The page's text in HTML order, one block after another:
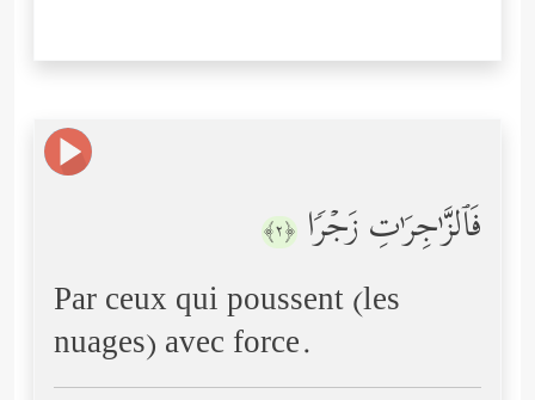
فَٱلزَّ ٰ⁠جِرَ ٰ⁠تِ زَجۡرࣰا ﴿٢﴾
Par ceux qui poussent (les
nuages) avec force.